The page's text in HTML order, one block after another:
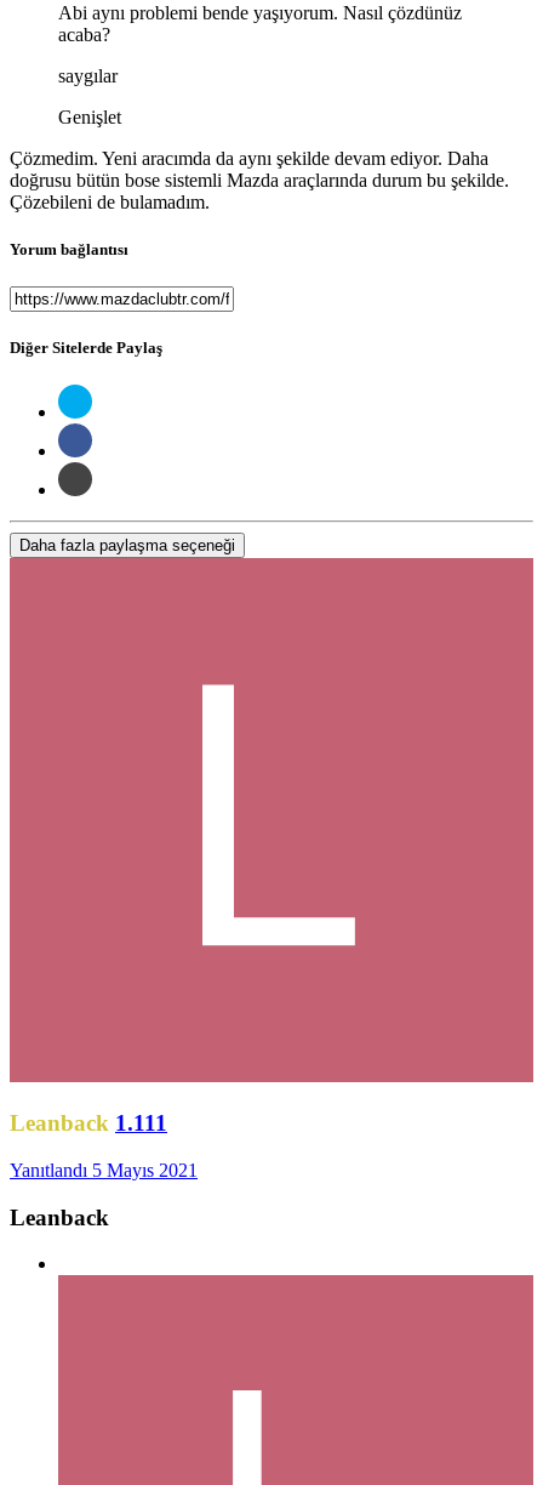
Abi aynı problemi bende yaşıyorum. Nasıl çözdünüz
acaba?
saygılar
Genişlet
Çözmedim. Yeni aracımda da aynı şekilde devam ediyor. Daha
doğrusu bütün bose sistemli Mazda araçlarında durum bu şekilde.
Çözebileni de bulamadım.
Yorum bağlantısı
Diğer Sitelerde Paylaş
Daha fazla paylaşma seçeneği
Leanback 1.111
Yanıtlandı 5 Mayıs 2021
Leanback